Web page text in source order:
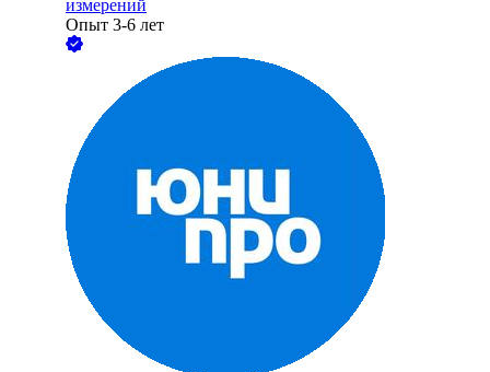
измерений
Опыт 3-6 лет